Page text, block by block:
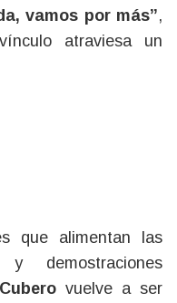
vamos por más”,
atraviesa un
que alimentan las
y demostraciones
vuelve a ser